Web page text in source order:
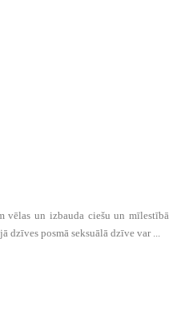
vēlas un izbauda ciešu un mīlestībā
posmā seksuālā dzīve var ...